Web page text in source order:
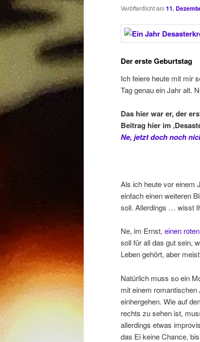
Veröffentlicht am 11.
Der erste Geburtstag
Ich feiere heute mit mir
Tag genau ein Jahr alt.
Das hier war er, der
Beitrag hier im
Ne, jetzt doch noch
Als ich heute vor einem
einfach einen weiteren
soll. Allerdings … wisst
Ne, im Ernst, einen
soll für all das gut sein,
Leben gehört, aber
Natürlich muss so ein
mit einem romantischen
einhergehen. Wie auf
rechts zu sehen ist,
allerdings etwas
das Ei keine Chance,